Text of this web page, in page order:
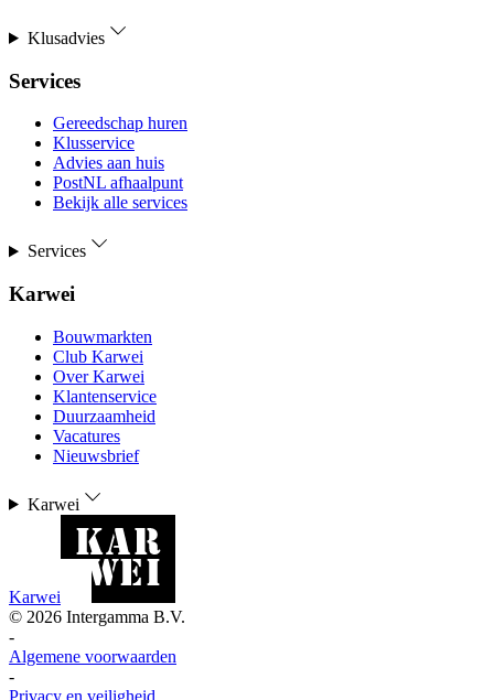
Klusadvies
Services
Gereedschap huren
Klusservice
Advies aan huis
PostNL afhaalpunt
Bekijk alle services
Services
Karwei
Bouwmarkten
Club Karwei
Over Karwei
Klantenservice
Duurzaamheid
Vacatures
Nieuwsbrief
Karwei
Karwei
© 2026 Intergamma B.V.
-
Algemene voorwaarden
-
Privacy en veiligheid